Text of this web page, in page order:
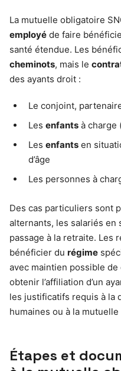
La mutuelle obligatoire
employé de faire
santé étendue. Les
cheminots, mais le
des ayants droit :
Le conjoint,
Les enfants à charge
Les enfants en
d’âge
Les personnes à
Des cas particuliers sont
alternants, les salariés en
passage à la retraite. Les
bénéficier du régime
avec maintien possible
obtenir l’affiliation d’un
les justificatifs requis à la
humaines ou à la
Étapes et